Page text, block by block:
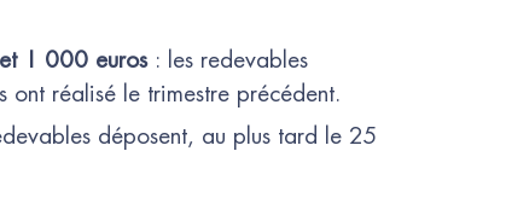
1 000 euros: les redevables
réalisé le trimestre précédent.
déposent, au plus tard le 25